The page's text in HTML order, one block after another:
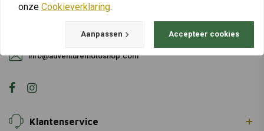
Gotenburgweg 46a, 9723 TM Groningen (The Netherlands)
+31 85 06 06 06 5
info@adventuremotoshop.com
Klantenservice
onze Cookieverklaring.
Aanpassen Accepteer cookies